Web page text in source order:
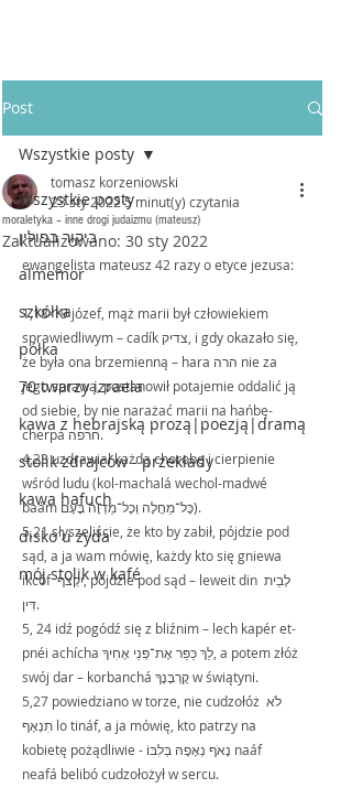
Post
Wszystkie posty
ביקור בפולין
almemor
szkółka
półka
70 twarzy izraela
kawa z hebrajską prozą|poezją|dramą
stolik zdrajców - przekłady
kawa hafuch
disko u żyda
mój stolik w kafé
Wszystkie posty
moraletyka – inne drogi judaizmu (mateusz)
tomasz korzeniowski
23 sty 2022 5 minut(y) czytania
Zaktualizowano: 30 sty 2022
ewangelista mateusz 42 razy o etyce jezusa:
1,18-19 józef, mąż marii był człowiekiem
sprawiedliwym – cadík צדיק, i gdy okazało się,
że była ona brzemienną – hara הרה nie za
jego sprawą, postanowił potajemie oddalić ją
od siebie, by nie narażać marii na hańbę-
cherpá חרפה.
4,23 uzdrawiał każdą chorobę i cierpienie
wśród ludu (kol-machalá wechol-madwé
baám כָּל־מַחֲלָה וְכָל־מַדְוֶה בָּעָם).
5,21 słyszeliście, że kto by zabił, pójdzie pod
sąd, a ja wam mówię, każdy kto się gniewa
ikcóf  יִקְצֹף, pójdzie pod sąd – leweit din לְבֵית
דִּין.
5, 24 idź pogódź się z bliźnim – lech kapér et-
pnéi achícha לֵךְ כַּפֵּר אֶת־פְּנֵי אָחִיךָ, a potem złóż
swój dar – korbanchá קָרְבָּנֶךָ w świątyni.
5,27 powiedziano w torze, nie cudzołóż לֹא
תִנְאָף lo tináf, a ja mówię, kto patrzy na
kobietę pożądliwie - נָאֹף נְאָפָהּ בְּלִבּוֹ naáf
neafá belibó cudzołożył w sercu.